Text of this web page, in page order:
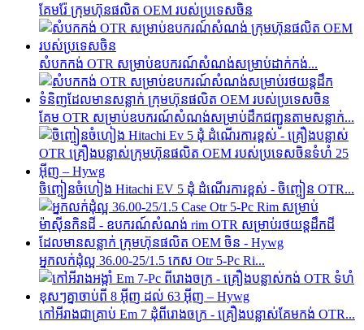
គែមរ៉ែ ក្រុមហ៊ុនផលិត OEM របស់ប្រទេសចិន
សំបកកង់ OTR សម្រាប់ឧបករណ៍សំណង់សម្រាប់ដាក់កង់...
គែម OTR សម្រាប់ឧបករណ៍សំណង់សម្រាប់ដឹកជញ្ជូនតាមសន្លាក់...
ចិញ្ចៀនចំហៀង Hitachi EV 5 ដុំ ដំណើរការខ្ពស់ - ចិញ្ចៀន OTR...
អ្នកលក់ដុំល្អ 36.00-25/1.5 កេស Otr 5-Pc Ri...
កៅអី​រាង​ជា​គ្រាប់ Em 7 ដុំ​ពី​រោងចក្រ - គ្រឿងបន្លាស់​គែម​កង់ OTR...